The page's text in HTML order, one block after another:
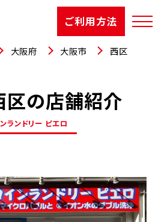
ご利用方法
舗検索
利用方法
知らせ
大阪府 大阪市 西区
区の店舗紹介
ランドリー ピエロ